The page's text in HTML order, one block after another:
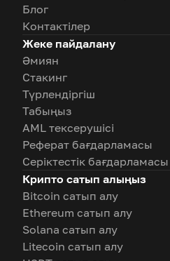
Блог
Контактілер
Жеке пайдалану
Әмиян
Стакинг
Түрлендіргіш
Табыңыз
AML тексерушісі
Реферат бағдарламасы
Серіктестік бағдарламасы
Крипто сатып алыңыз
Bitcoin сатып алу
Ethereum сатып алу
Solana сатып алу
Litecoin сатып алу